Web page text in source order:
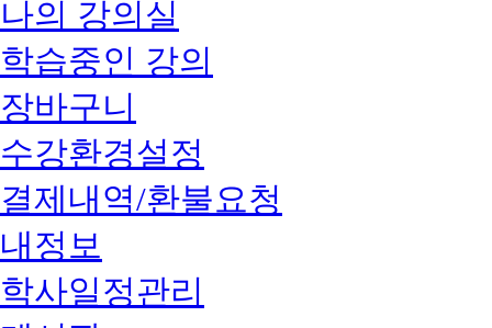
나의 강의실
학습중인 강의
장바구니
수강환경설정
결제내역/환불요청
내정보
학사일정관리